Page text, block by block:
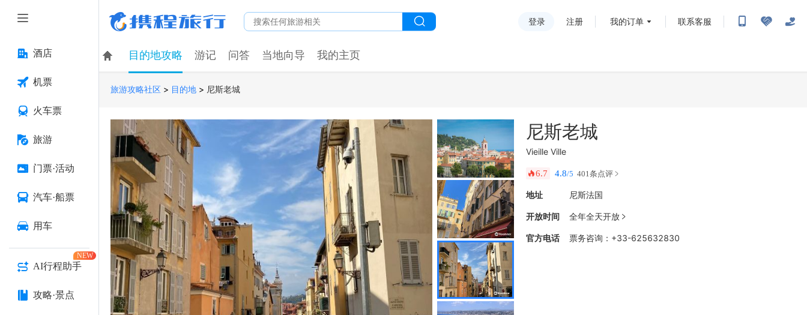
酒店
机票
火车票
旅游
门票·活动
汽车·船票
用车
AI行程助手
NEW
攻略·景点
登录 注册 我的订单 联系客服
目的地攻略 游记 问答 当地向导 我的主页
旅游攻略社区 > 目的地 > 尼斯老城
尼斯老城
Vieille Ville
󰺂6.7 4.8/5 401条点评
地址 尼斯法国
开放时间 全年全天开放 
官方电话 票务咨询 ： +33-625632830